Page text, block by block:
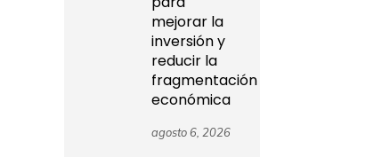
mejorar la
inversión y
reducir la
fragmentación
económica
agosto 6, 2026